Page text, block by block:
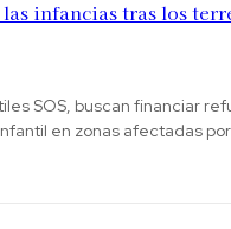
infancias tras los
SOS, buscan financiar
en zonas afectadas